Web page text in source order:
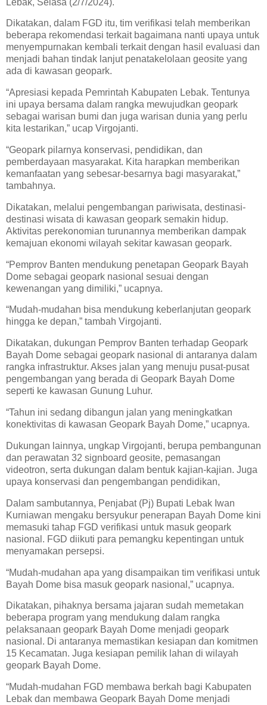
Dikatakan, dalam FGD itu, tim verifikasi telah memberikan
beberapa rekomendasi terkait bagaimana nanti upaya untuk
menyempurnakan kembali terkait dengan hasil evaluasi dan
menjadi bahan tindak lanjut penatakelolaan geosite yang
ada di kawasan geopark.
“Apresiasi kepada Pemrintah Kabupaten Lebak. Tentunya
ini upaya bersama dalam rangka mewujudkan geopark
sebagai warisan bumi dan juga warisan dunia yang perlu
kita lestarikan,” ucap Virgojanti.
“Geopark pilarnya konservasi, pendidikan, dan
pemberdayaan masyarakat. Kita harapkan memberikan
kemanfaatan yang sebesar-besarnya bagi masyarakat,”
tambahnya.
Dikatakan, melalui pengembangan pariwisata, destinasi-
destinasi wisata di kawasan geopark semakin hidup.
Aktivitas perekonomian turunannya memberikan dampak
kemajuan ekonomi wilayah sekitar kawasan geopark.
“Pemprov Banten mendukung penetapan Geopark Bayah
Dome sebagai geopark nasional sesuai dengan
kewenangan yang dimiliki,” ucapnya.
“Mudah-mudahan bisa mendukung keberlanjutan geopark
hingga ke depan,” tambah Virgojanti.
Dikatakan, dukungan Pemprov Banten terhadap Geopark
Bayah Dome sebagai geopark nasional di antaranya dalam
rangka infrastruktur. Akses jalan yang menuju pusat-pusat
pengembangan yang berada di Geopark Bayah Dome
seperti ke kawasan Gunung Luhur.
“Tahun ini sedang dibangun jalan yang meningkatkan
konektivitas di kawasan Geopark Bayah Dome,” ucapnya.
Dukungan lainnya, ungkap Virgojanti, berupa pembangunan
dan perawatan 32 signboard geosite, pemasangan
videotron, serta dukungan dalam bentuk kajian-kajian. Juga
upaya konservasi dan pengembangan pendidikan,
Dalam sambutannya, Penjabat (Pj) Bupati Lebak Iwan
Kurniawan mengaku bersyukur penerapan Bayah Dome kini
memasuki tahap FGD verifikasi untuk masuk geopark
nasional. FGD diikuti para pemangku kepentingan untuk
menyamakan persepsi.
“Mudah-mudahan apa yang disampaikan tim verifikasi untuk
Bayah Dome bisa masuk geopark nasional,” ucapnya.
Dikatakan, pihaknya bersama jajaran sudah memetakan
beberapa program yang mendukung dalam rangka
pelaksanaan geopark Bayah Dome menjadi geopark
nasional. Di antaranya memastikan kesiapan dan komitmen
15 Kecamatan. Juga kesiapan pemilik lahan di wilayah
geopark Bayah Dome.
“Mudah-mudahan FGD membawa berkah bagi Kabupaten
Lebak dan membawa Geopark Bayah Dome menjadi